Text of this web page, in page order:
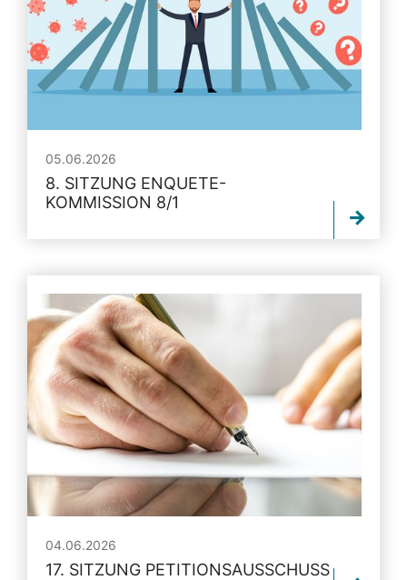
05.06.2026
8. SITZUNG ENQUETE-
KOMMISSION 8/1
04.06.2026
17. SITZUNG PETITIONSAUSSCHUSS